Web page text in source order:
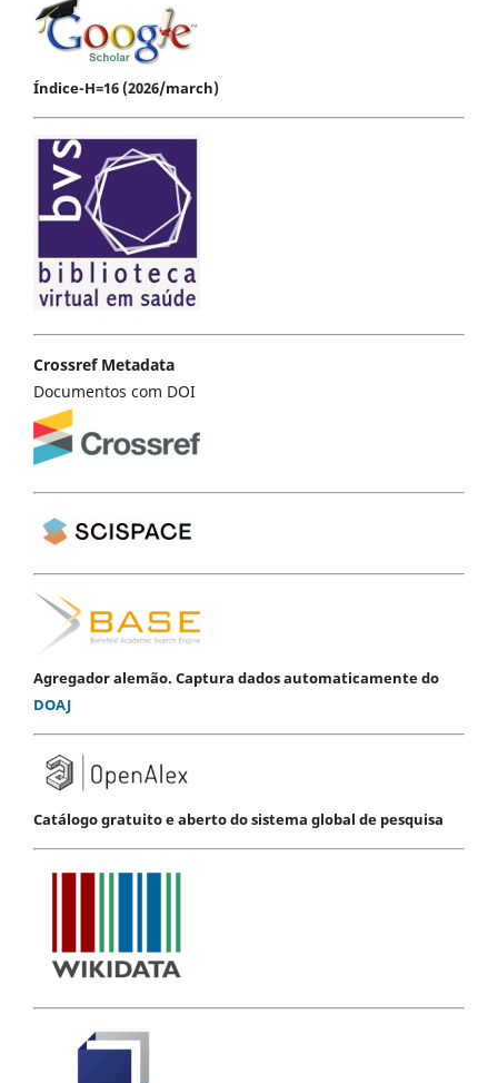
Índice-H=16 (2026/march)
Crossref Metadata
Documentos com DOI
Agregador alemão. Captura dados automaticamente do
DOAJ
Catálogo gratuito e aberto do sistema global de pesquisa